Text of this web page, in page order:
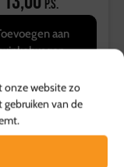
onze website zo
van de
p.s.
aan
winkelwagen